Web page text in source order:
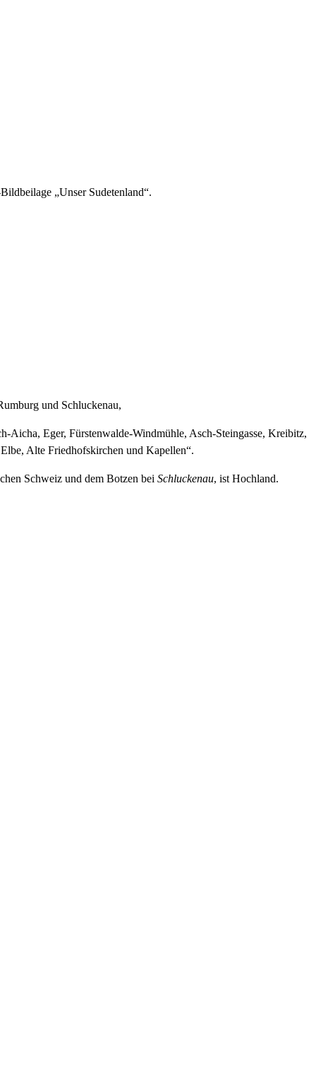
„Unser Sudetenland“.
und Schluckenau,
Aicha, Eger, Fürstenwalde-Windmühle, Asch-Steingasse, Kreibitz,
Alte Friedhofskirchen und Kapellen“.
Schweiz und dem Botzen bei Schluckenau, ist Hochland.